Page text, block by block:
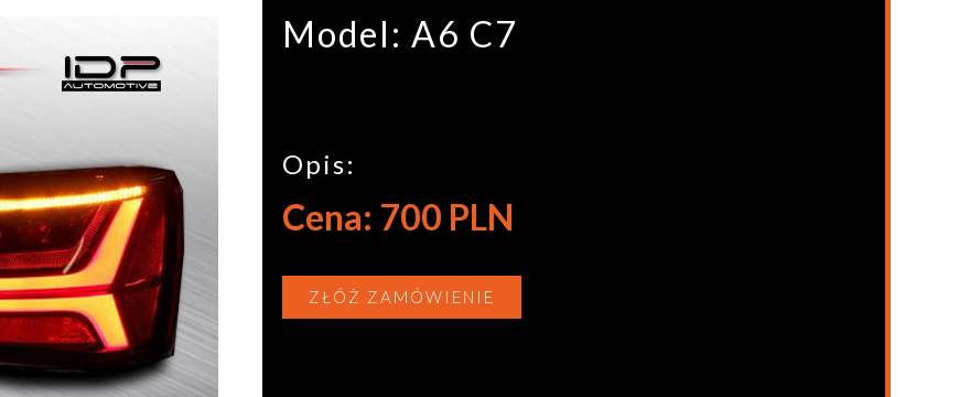
Model: A6 C7
Opis:
Cena: 700 PLN
ZŁÓŻ ZAMÓWIENIE